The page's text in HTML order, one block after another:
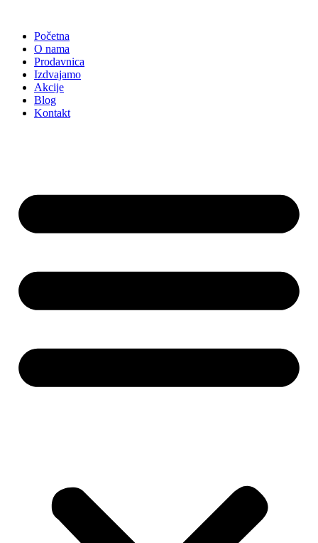
sadržajPočetna
O nama
Prodavnica
Izdvajamo
Akcije
Blog
Kontakt